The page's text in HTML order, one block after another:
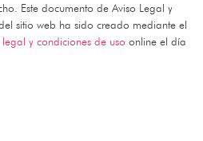
Este documento de Aviso Legal y
sitio web ha sido creado mediante el
y condiciones de uso online el día